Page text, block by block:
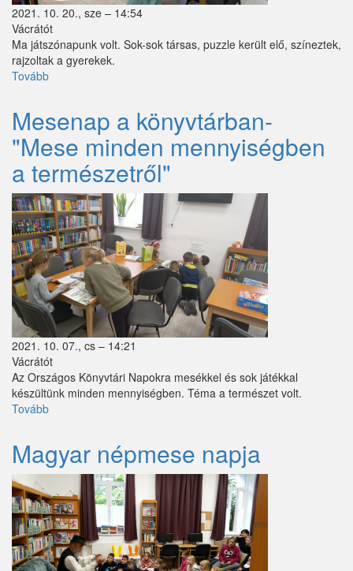
2021. 10. 20., sze – 14:54
Vácrátót
Ma játszónapunk volt. Sok-sok társas, puzzle került elő, színeztek,
rajzoltak a gyerekek.
Tovább
Mesenap a könyvtárban-
"Mese minden mennyiségben
a természetről"
2021. 10. 07., cs – 14:21
Vácrátót
Az Országos Könyvtári Napokra mesékkel és sok játékkal
készültünk minden mennyiségben. Téma a természet volt.
Tovább
"Mese
minden
mennyiségben
a
természetről")
Magyar népmese napja